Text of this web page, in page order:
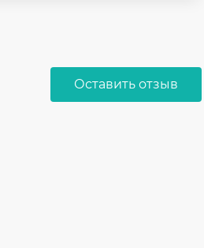
Оставить отзыв